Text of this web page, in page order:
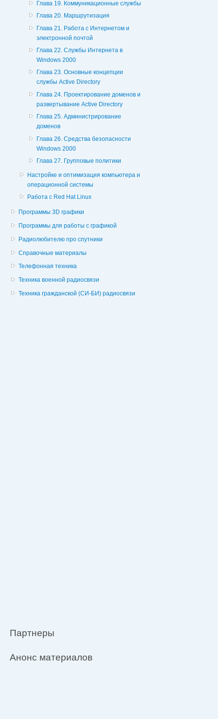
Глава 19. Коммуникационные службы
Глава 20. Маршрутизация
Глава 21. Работа с Интернетом и
электронной почтой
Глава 22. Службы Интернета в
Windows 2000
Глава 23. Основные концепции
службы Active Directory
Глава 24. Проектирование доменов и
развертывание Active Directory
Глава 25. Администрирование
доменов
Глава 26. Средства безопасности
Windows 2000
Глава 27. Групповые политики
Настройке и оптимизация компьютера и
операционной системы
Работа с Red Hat Linux
Программы 3D графики
Программы для работы с графикой
Радиолюбителю про спутники
Справочные материалы
Телефонная техника
Техника военной радиосвязи
Техника гражданской (СИ-БИ) радиосвязи
Партнеры
Анонс материалов